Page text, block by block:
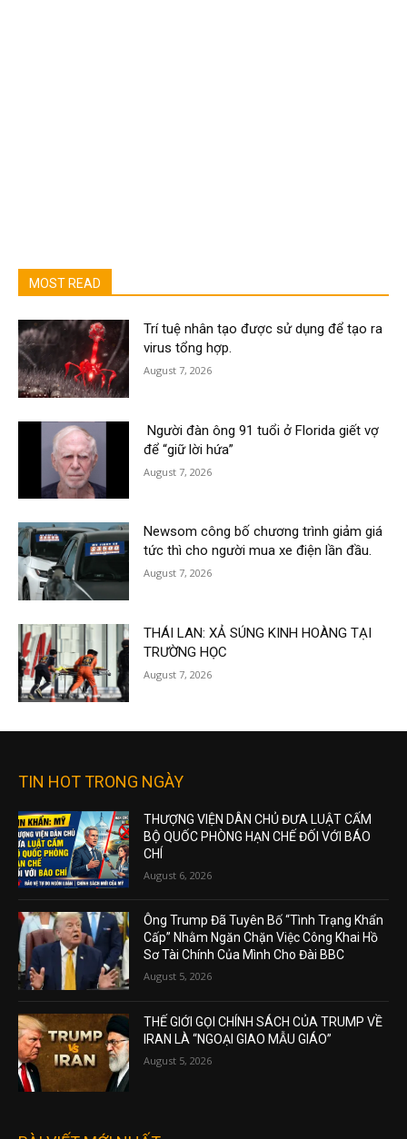
MOST READ
Trí tuệ nhân tạo được sử dụng để tạo ra
virus tổng hợp.
August 7, 2026
Người đàn ông 91 tuổi ở Florida giết vợ
để “giữ lời hứa”
August 7, 2026
Newsom công bố chương trình giảm giá
tức thì cho người mua xe điện lần đầu.
August 7, 2026
THÁI LAN: XẢ SÚNG KINH HOÀNG TẠI
TRƯỜNG HỌC
August 7, 2026
TIN HOT TRONG NGÀY
THƯỢNG VIỆN DÂN CHỦ ĐƯA LUẬT CẤM
BỘ QUỐC PHÒNG HẠN CHẾ ĐỐI VỚI BÁO
CHÍ
August 6, 2026
Ông Trump Đã Tuyên Bố “Tình Trạng Khẩn
Cấp” Nhằm Ngăn Chặn Việc Công Khai Hồ
Sơ Tài Chính Của Mình Cho Đài BBC
August 5, 2026
THẾ GIỚI GỌI CHÍNH SÁCH CỦA TRUMP VỀ
IRAN LÀ “NGOẠI GIAO MẪU GIÁO”
August 5, 2026